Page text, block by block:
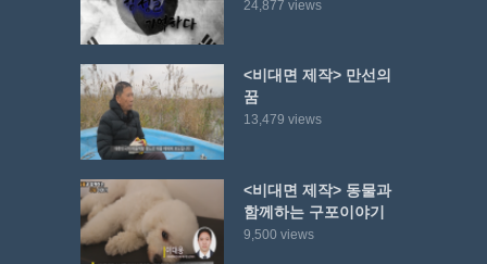
24,877 views
<비대면 제작> 만선의
꿈
13,479 views
<비대면 제작> 동물과
함께하는 구포이야기
9,500 views